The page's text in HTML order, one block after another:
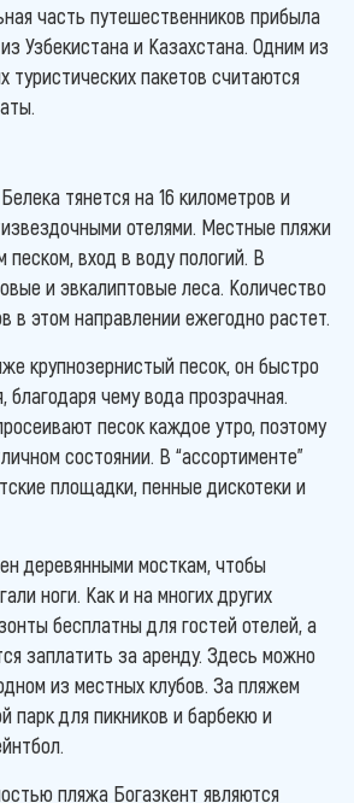
часть путешественников прибыла
Узбекистана и Казахстана. Одним из
туристических пакетов считаются
тянется на 16 километров и
отелями. Местные пляжи
вход в воду пологий. В
и эвкалиптовые леса. Количество
в этом направлении ежегодно растет.
крупнозернистый песок, он быстро
благодаря чему вода прозрачная.
песок каждое утро, поэтому
состоянии. В “ассортименте”
площадки, пенные дискотеки и
деревянными мосткам, чтобы
ноги. Как и на многих других
бесплатны для гостей отелей, а
заплатить за аренду. Здесь можно
из местных клубов. За пляжем
парк для пикников и барбекю и
пляжа Богазкент являются